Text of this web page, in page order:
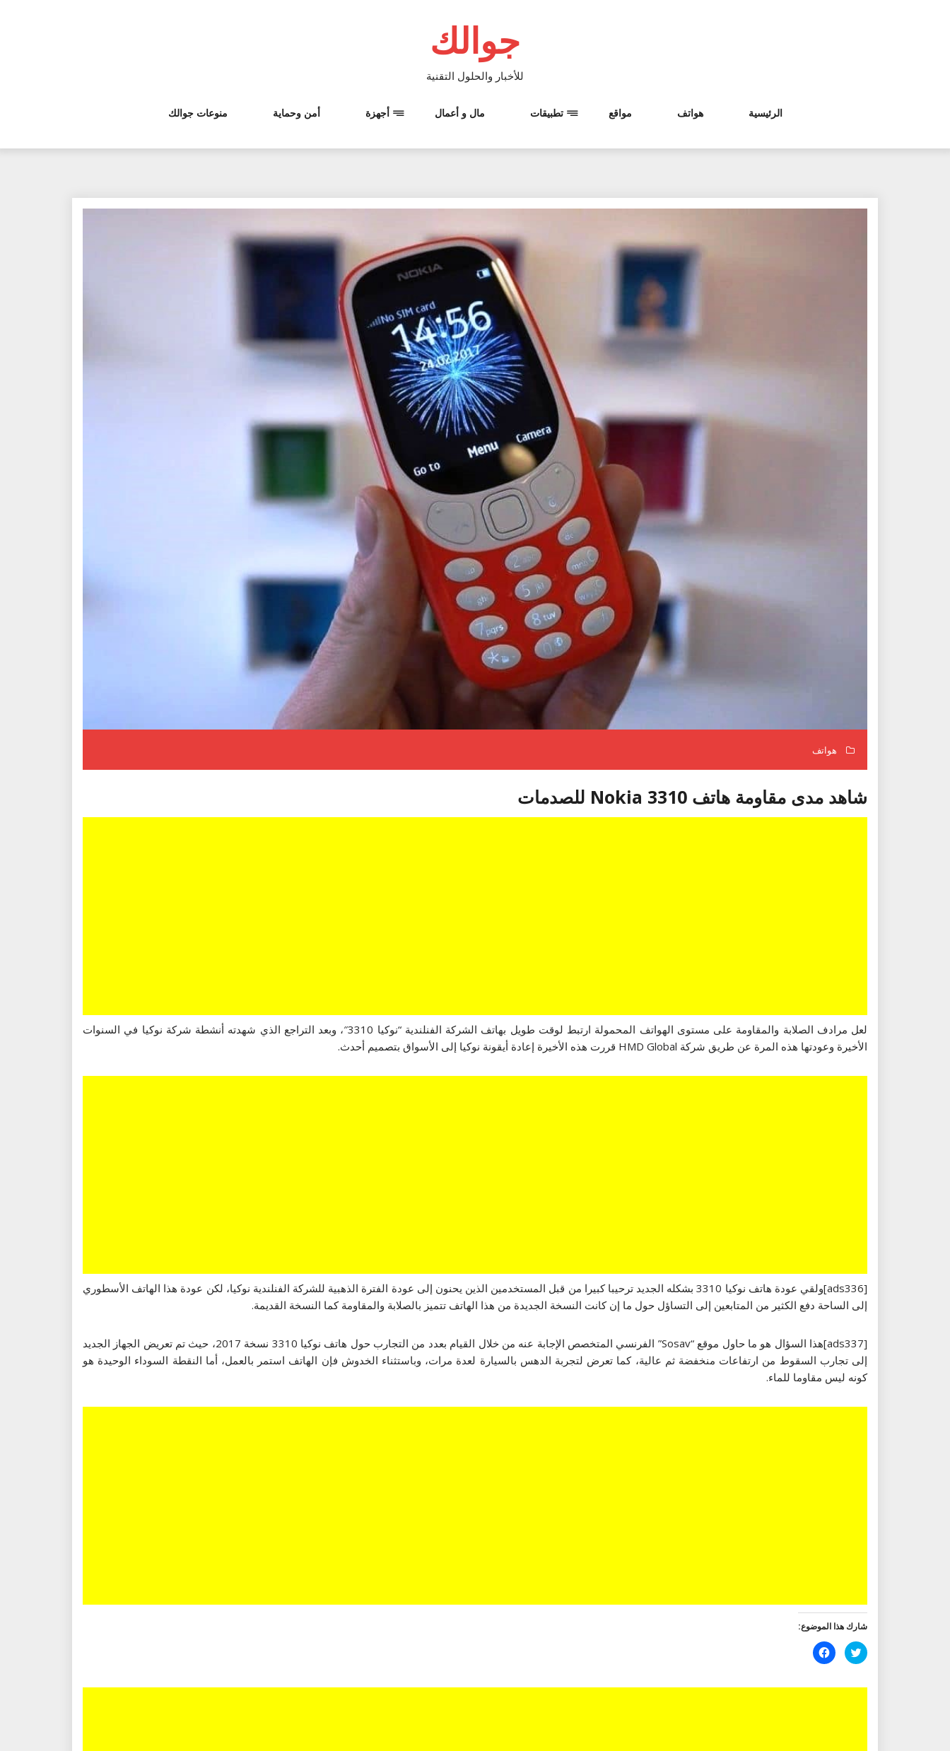
جوالك
للأخبار والحلول التقنية
الرئيسية هواتف مواقع تطبيقات مال و أعمال أجهزة أمن وحماية منوعات جوالك
هواتف
شاهد مدى مقاومة هاتف Nokia 3310 للصدمات
لعل مرادف الصلابة والمقاومة على مستوى الهواتف المحمولة ارتبط لوقت طويل بهاتف الشركة الفنلندية “نوكيا 3310″، وبعد التراجع الذي شهدته أنشطة شركة نوكيا في السنوات
الأخيرة وعودتها هذه المرة عن طريق شركة HMD Global قررت هذه الأخيرة إعادة أيقونة نوكيا إلى الأسواق بتصميم أحدث.
[ads336]ولقي عودة هاتف نوكيا 3310 بشكله الجديد ترحيبا كبيرا من قبل المستخدمين الذين يحنون إلى عودة الفترة الذهبية للشركة الفنلندية نوكيا، لكن عودة هذا الهاتف الأسطوري
إلى الساحة دفع الكثير من المتابعين إلى التساؤل حول ما إن كانت النسخة الجديدة من هذا الهاتف تتميز بالصلابة والمقاومة كما النسخة القديمة.
[ads337]هذا السؤال هو ما حاول موقع “Sosav” الفرنسي المتخصص الإجابة عنه من خلال القيام بعدد من التجارب حول هاتف نوكيا 3310 نسخة 2017، حيث تم تعريض الجهاز الجديد
إلى تجارب السقوط من ارتفاعات منخفضة ثم عالية، كما تعرض لتجربة الدهس بالسيارة لعدة مرات، وباستثناء الخدوش فإن الهاتف استمر بالعمل، أما النقطة السوداء الوحيدة هو
كونه ليس مقاوما للماء.
شارك هذا الموضوع:
اضغط
للمشاركة
(فتح
انقر
للمشاركة
(فتح